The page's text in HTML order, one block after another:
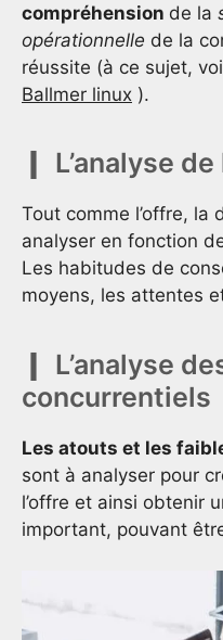
compréhension de la
opérationnelle de la
réussite (à ce sujet,
Ballmer linux ).
L’analyse
Tout comme l’offre, la
analyser en fonction
Les habitudes de
moyens, les attentes
L’analyse
concurrentiels
Les atouts et les
sont à analyser pour
l’offre et ainsi obtenir
important, pouvant